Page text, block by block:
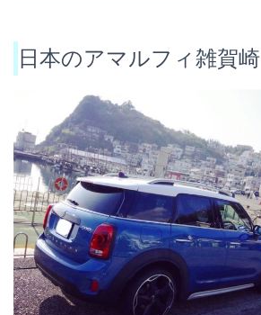
日本のアマルフィ雑賀崎